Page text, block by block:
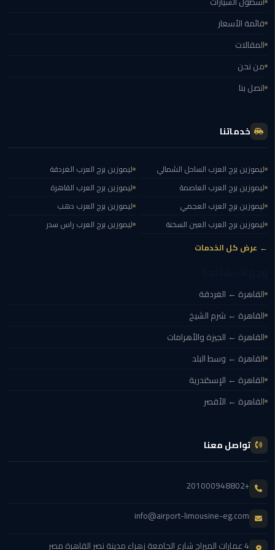
مطار
القاهرة
ليموزين
أسعار
توصيل
برج
العرب
ليموزين
من
الي
الاسكندرية
توصيل
ليموزين
الاسكندريه
مطار
العرب
زفاف
توصيل
قائمة الأسعار
المقالات
من نحن
اتصل بنا
خدماتنا
ليموزين برج العرب الساحل الشمالي
ليموزين برج العرب العاصمة
ليموزين برج العرب العجمي
ليموزين برج العرب العين السخنة
ليموزين برج العرب الغردقة
ليموزين برج العرب القاهرة
ليموزين برج العرب دهب
ليموزين برج العرب راس سدر
← عرض كل الخدمات
القاهرة ← الغردقة
القاهرة ← شرم الشيخ
القاهرة ← الجيزة والأهرامات
القاهرة ← وسط البلد
القاهرة ← الإسكندرية
القاهرة ← الأقصر
تواصل معنا
+201000948802
info@airport-limousine-eg.com
4 عمارات الميراج شارع الجامعة زهراء مدينة نصر القاهرة مصر